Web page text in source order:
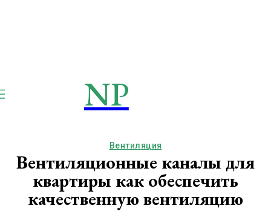
NP
Вентиляция
Вентиляционные каналы для
квартиры как обеспечить
качественную вентиляцию